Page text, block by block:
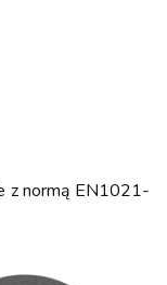
z normą EN1021-